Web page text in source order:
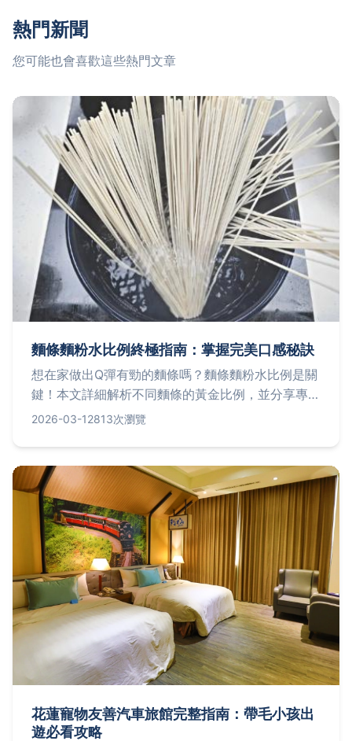
熱門新聞
您可能也會喜歡這些熱門文章
麵條麵粉水比例終極指南：掌握完美口感秘訣
想在家做出Q彈有勁的麵條嗎？麵條麵粉水比例是關
鍵！本文詳細解析不同麵條的黃金比例，並分享專家
獨家技巧，讓你輕鬆成為麵條達人，避免常見失敗陷
2026-03-12813次瀏覽
花蓮寵物友善汽車旅館完整指南：帶毛小孩出
遊必看攻略